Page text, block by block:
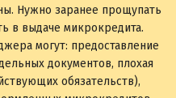
Нужно заранее прощупать
в выдаче микрокредита.
могут: предоставление
документов, плохая
обязательств),